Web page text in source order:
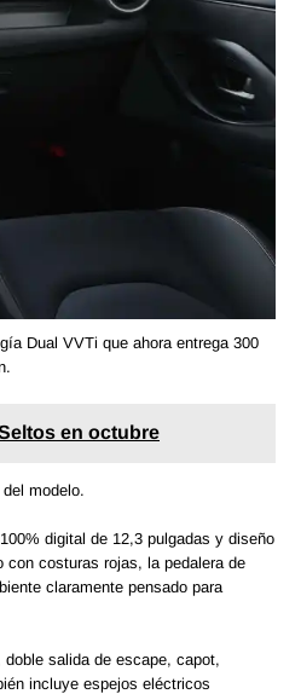
Dual VVTi que ahora entrega 300
en octubre
modelo.
digital de 12,3 pulgadas y diseño
costuras rojas, la pedalera de
claramente pensado para
salida de escape, capot,
incluye espejos eléctricos